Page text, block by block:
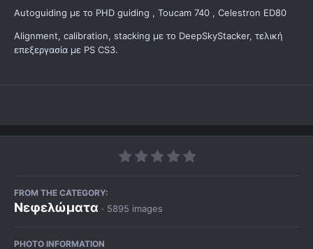
Autoguiding με το PHD guiding , Toucam 740 , Celestron ED80
Alignment, calibration, stacking με το DeepSkyStacker, τελική
επεξεργασία με PS CS3.
FROM THE CATEGORY:
Νεφελώματα · 5895 images
PHOTO INFORMATION